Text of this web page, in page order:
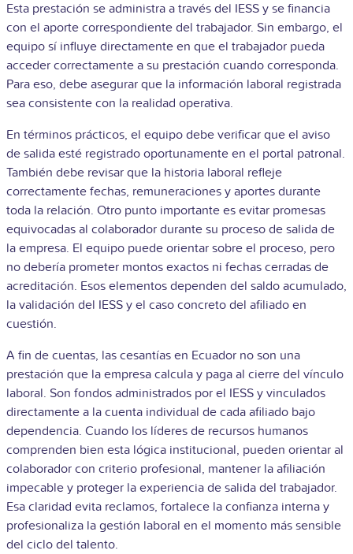
Esta prestación se administra a través del IESS y se financia
con el aporte correspondiente del trabajador. Sin embargo, el
equipo sí influye directamente en que el trabajador pueda
acceder correctamente a su prestación cuando corresponda.
Para eso, debe asegurar que la información laboral registrada
sea consistente con la realidad operativa.
En términos prácticos, el equipo debe verificar que el aviso
de salida esté registrado oportunamente en el portal patronal.
También debe revisar que la historia laboral refleje
correctamente fechas, remuneraciones y aportes durante
toda la relación. Otro punto importante es evitar promesas
equivocadas al colaborador durante su proceso de salida de
la empresa. El equipo puede orientar sobre el proceso, pero
no debería prometer montos exactos ni fechas cerradas de
acreditación. Esos elementos dependen del saldo acumulado,
la validación del IESS y el caso concreto del afiliado en
cuestión.
A fin de cuentas, las cesantías en Ecuador no son una
prestación que la empresa calcula y paga al cierre del vínculo
laboral. Son fondos administrados por el IESS y vinculados
directamente a la cuenta individual de cada afiliado bajo
dependencia. Cuando los líderes de recursos humanos
comprenden bien esta lógica institucional, pueden orientar al
colaborador con criterio profesional, mantener la afiliación
impecable y proteger la experiencia de salida del trabajador.
Esa claridad evita reclamos, fortalece la confianza interna y
profesionaliza la gestión laboral en el momento más sensible
del ciclo del talento.